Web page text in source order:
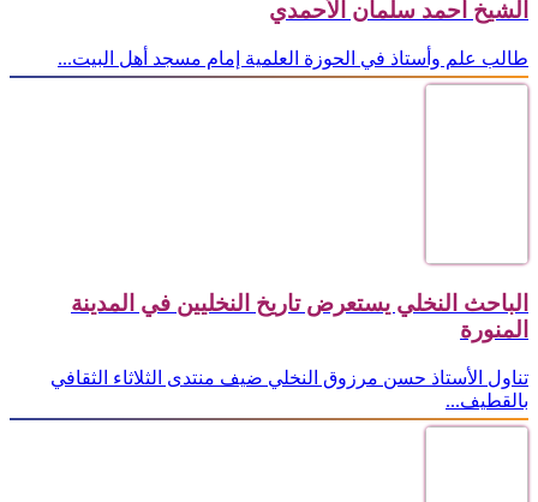
الشيخ أحمد سلمان الأحمدي
طالب علم وأستاذ في الحوزة العلمية إمام مسجد أهل البيت...
الباحث النخلي يستعرض تاريخ النخليين في المدينة
المنورة
تناول الأستاذ حسن مرزوق النخلي ضيف منتدى الثلاثاء الثقافي
بالقطيف...